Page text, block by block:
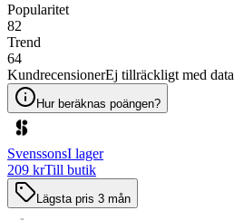
Popularitet
82
Trend
64
KundrecensionerEj tillräckligt med data
Hur beräknas poängen?
SvenssonsI lager
209 krTill butik
Lägsta pris 3 mån